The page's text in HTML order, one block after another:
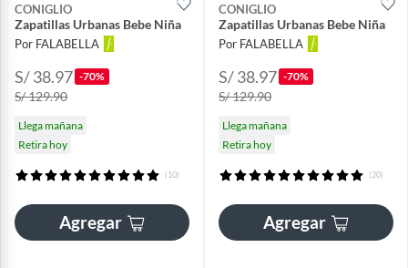
CONIGLIO
Zapatillas Urbanas Bebe Niña
Por FALABELLA
S/ 38.97 -70%
S/ 129.90
Llega mañana
Retira hoy
(10)
Agregar
CONIGLIO
Zapatillas Urbanas Bebe Niña
Por FALABELLA
S/ 38.97 -70%
S/ 129.90
Llega mañana
Retira hoy
(20)
Agregar